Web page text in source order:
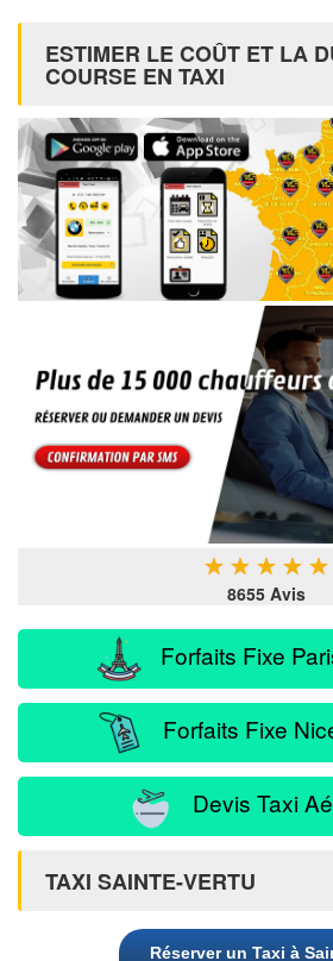
ESTIMER LE COÛT ET LA
COURSE EN TAXI
★ ★ ★ ★ ★
8655 Avis
Forfaits Fixe
Forfaits Fixe
Devis Taxi
TAXI SAINTE-VERTU
Réserver un Taxi à